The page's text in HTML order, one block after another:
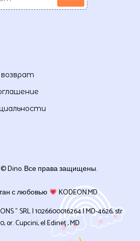
© Dino. Все права защищены.
с любовью
KODEON.MD
” SRL | 1026600016264 | MD-4626, str
or. Cupcini, el Edineț , MD